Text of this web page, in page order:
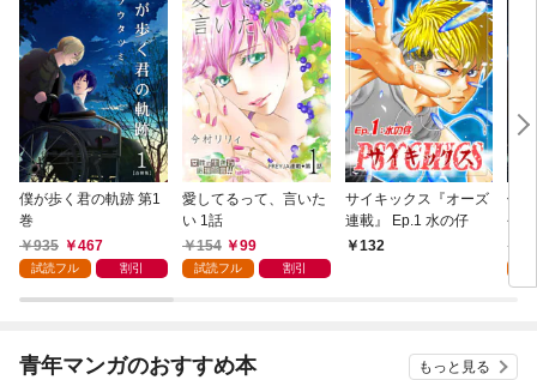
僕が歩く君の軌跡 第1
巻
935
467
試読フル 割引
愛してるって、言いた
い 1話
154
99
試読フル 割引
サイキックス『オーズ
連載』 Ep.1 水の仔
132
僕
今
青年マンガのおすすめ本 もっと見る